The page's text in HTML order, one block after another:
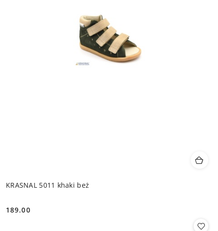
KRASNAL 5011 khaki beż
Cena:
189.00